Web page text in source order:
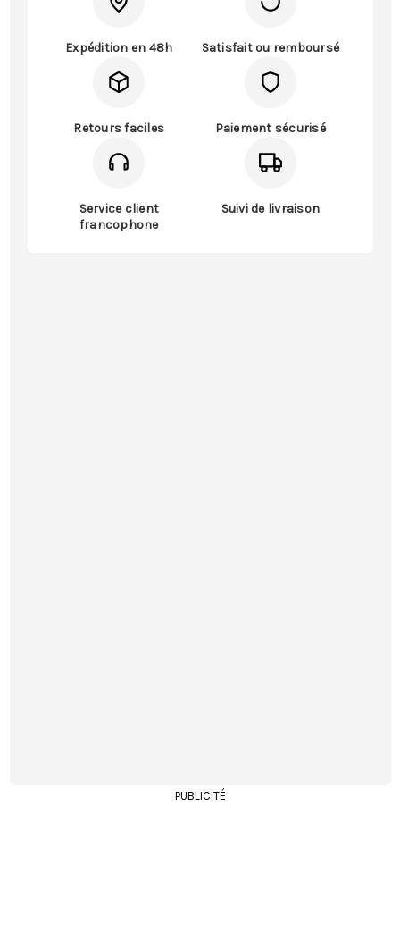
Expédition en 48h Satisfait ou remboursé
Retours faciles Paiement sécurisé
Service client
francophone
Suivi de livraison
PUBLICITÉ